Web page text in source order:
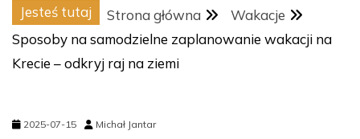
Jesteś tutaj Strona główna
Wakacje
Sposoby na samodzielne zaplanowanie wakacji na
Krecie – odkryj raj na ziemi
2025-07-15 Michał Jantar